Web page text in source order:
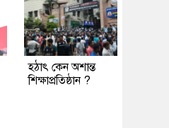
হঠাৎ কেন অশান্ত
শিক্ষাপ্রতিষ্ঠান ?